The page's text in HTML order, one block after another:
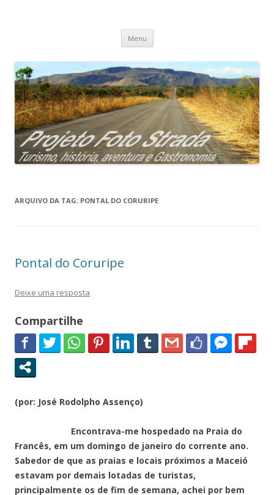
Projeto Foto Strada
Menu Pular
o
conteúdo
ARQUIVO DA TAG: PONTAL DO CORURIPE
Pontal do Coruripe
Deixe uma resposta
Compartilhe
(por: José Rodolpho Assenço)
Encontrava-me hospedado na Praia do
Francês, em um domingo de janeiro do corrente ano.
Sabedor de que as praias e locais próximos a Maceió
estavam por demais lotadas de turistas,
principalmente os de fim de semana, achei por bem